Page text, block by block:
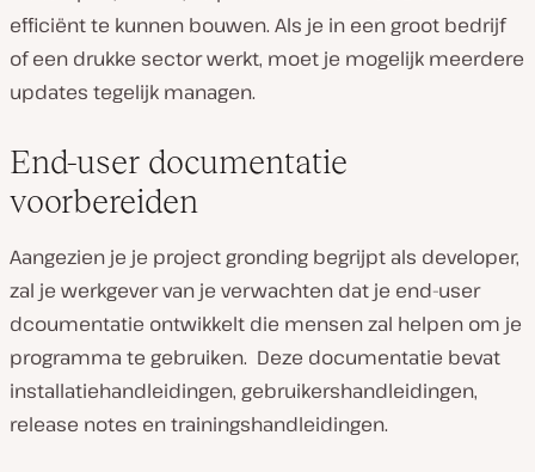
efficiënt te kunnen bouwen. Als je in een groot bedrijf
of een drukke sector werkt, moet je mogelijk meerdere
updates tegelijk managen.
End-user documentatie
voorbereiden
Aangezien je je project gronding begrijpt als developer,
zal je werkgever van je verwachten dat je end-user
dcoumentatie ontwikkelt die mensen zal helpen om je
programma te gebruiken. Deze documentatie bevat
installatiehandleidingen, gebruikershandleidingen,
release notes en trainingshandleidingen.